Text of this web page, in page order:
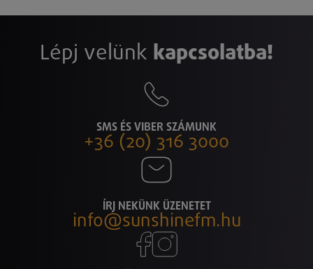
Lépj velünk kapcsolatba!
SMS ÉS VIBER SZÁMUNK
+36 (20) 316 3000
ÍRJ NEKÜNK ÜZENETET
info@sunshinefm.hu